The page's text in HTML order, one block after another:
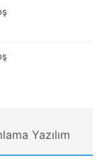
Yazılım